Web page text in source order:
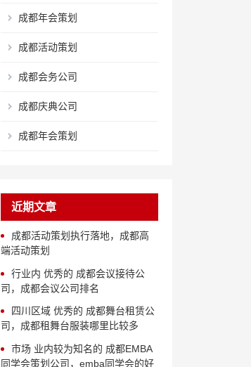
成都年会策划
成都活动策划
成都会务公司
成都庆典公司
成都年会策划
近期文章
成都活动策划执行落地，成都高
端活动策划
行业内 优秀的 成都会议接待公
司，成都会议公司排名
四川区域 优秀的 成都舞台租赁公
司，成都租舞台服装哪里比较多
市场 业内较为知名的 成都EMBA
同学会策划公司，emba同学会的好